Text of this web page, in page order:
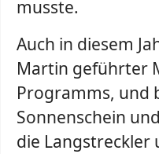
musste.
Auch in diesem
Martin geführter
Programms, und
Sonnenschein
die Langstreckler